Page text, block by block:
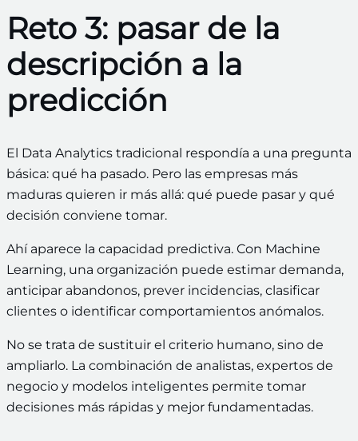
Reto 3: pasar de la
descripción a la
predicción
El Data Analytics tradicional respondía a una pregunta
básica: qué ha pasado. Pero las empresas más
maduras quieren ir más allá: qué puede pasar y qué
decisión conviene tomar.
Ahí aparece la capacidad predictiva. Con Machine
Learning, una organización puede estimar demanda,
anticipar abandonos, prever incidencias, clasificar
clientes o identificar comportamientos anómalos.
No se trata de sustituir el criterio humano, sino de
ampliarlo. La combinación de analistas, expertos de
negocio y modelos inteligentes permite tomar
decisiones más rápidas y mejor fundamentadas.